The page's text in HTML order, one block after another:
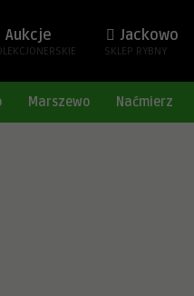
Aukcje Jackowo
SKLEP RYBNY
Marszewo Naćmierz